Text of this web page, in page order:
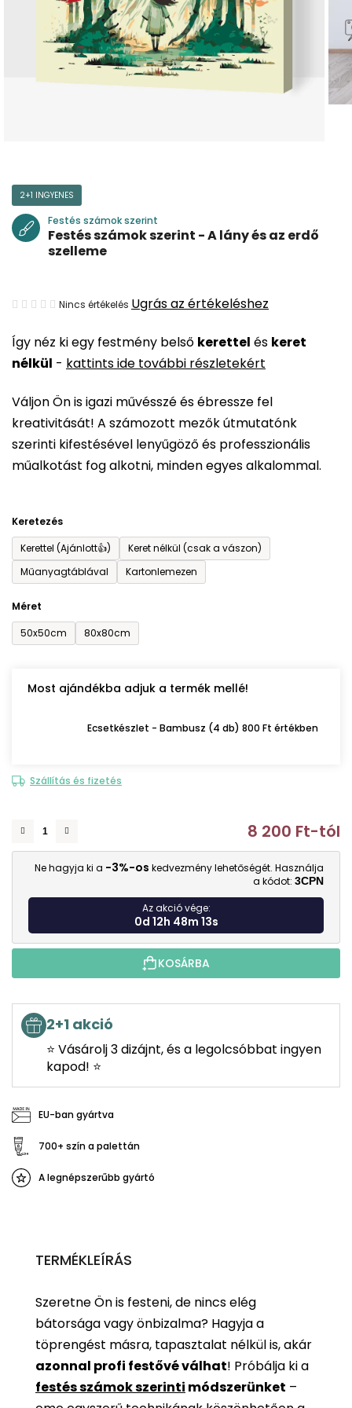
Így néz ki egy festmény belső kerettel és keret
nélkül - kattints ide további részletekért
Váljon Ön is igazi művésszé és ébressze fel
kreativitását! A számozott mezők útmutatónk
szerinti kifestésével lenyűgöző és professzionális
műalkotást fog alkotni, minden egyes alkalommal.
Keretezés
Kerettel (Ajánlott👍)
Keret nélkül (csak a vászon)
Műanyagtáblával
Kartonlemezen
Méret
50x50cm
80x80cm
Most ajándékba adjuk a termék mellé!
Ecsetkészlet - Bambusz (4 db) 800 Ft értékben
Szállítás és fizetés
8 200 Ft-tól
Ne hagyja ki a -3%-os kedvezmény lehetőségét. Használja
a kódot: 3CPN
Az akció vége:
0d 12h 48m 12s
KOSÁRBA
2+1 akció
⭐ Vásárolj 3 dizájnt, és a legolcsóbbat ingyen
kapod! ⭐
EU-ban gyártva
700+ szín a palettán
A legnépszerűbb gyártó
2+1 INGYENES
Festés számok szerint
Festés számok szerint - A lány és az erdő
szelleme
A
átlagos
értékelése
ből
0,0
csillag.
Nincs értékelés Ugrás az értékeléshez
TERMÉKLEÍRÁS
Szeretne Ön is festeni, de nincs elég
bátorsága vagy önbizalma? Hagyja a
töprengést másra, tapasztalat nélkül is, akár
azonnal profi festővé válhat! Próbálja ki a
festés számok szerinti módszerünket –